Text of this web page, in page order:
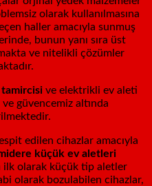
olarak kullanılmasına
haller amacıyla sunmuş
bunun yanı sıra üst
ve nitelikli çözümler
ve elektrikli ev aleti
güvencemiz altında
edilen cihazlar amacıyla
küçük ev aletleri
ilk olarak küçük tip aletler
olarak bozulabilen cihazlar,